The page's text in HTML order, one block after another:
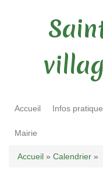
Accueil Infos
Mairie
Vous êtes ici
Accueil » Calendrier »